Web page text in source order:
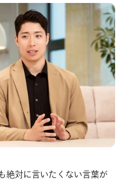
絶対に言いたくない言葉が